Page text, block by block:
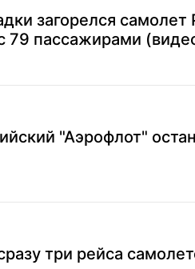
загорелся самолет
79 пассажирами
"Аэрофлот"
три рейса